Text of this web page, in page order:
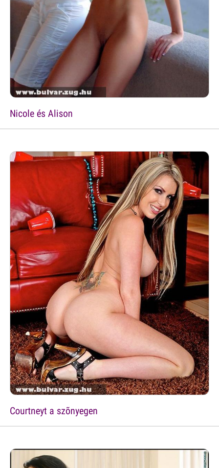
Nicole és Alison
Courtneyt a szõnyegen